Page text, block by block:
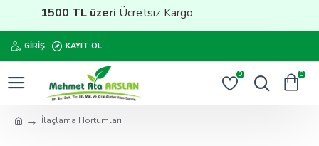
1500 TL üzeriÜcretsiz Kargo
GIRIŞ KAYIT OL
0 0
İlaçlama Hortumları